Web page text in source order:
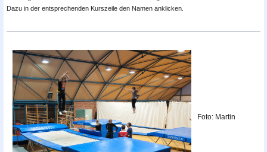
Dazu in der entsprechenden Kurszeile den Namen anklicken.
Foto: Martin